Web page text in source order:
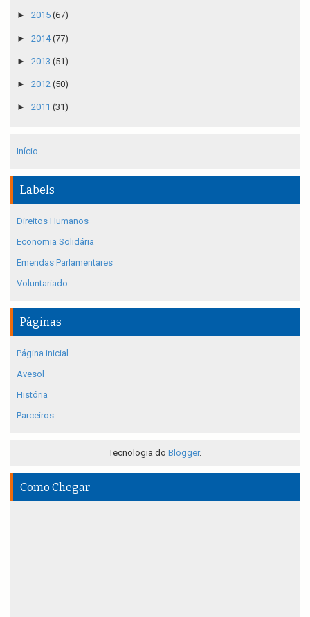
► 2015 (67)
► 2014(77)
► 2013 (51)
► 2012 (50)
► 2011 (31)
Início
Labels
Direitos Humanos
Economia Solidária
Emendas Parlamentares
Voluntariado
Páginas
Página inicial
Avesol
História
Parceiros
Tecnologia do Blogger.
Como Chegar